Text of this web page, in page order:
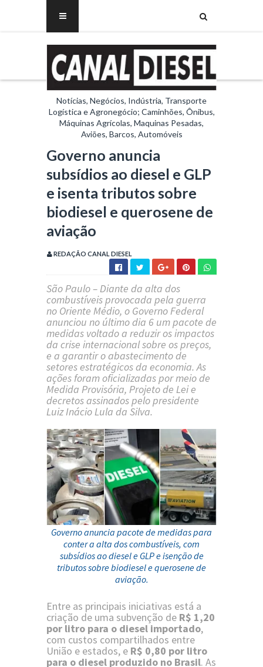
Notícias, Negócios, Indústria, Transporte
Logística e Agronegócio; Caminhões, Ônibus,
Máquinas Agrícolas, Maquinas Pesadas,
Aviões, Barcos, Automóveis
Governo anuncia
subsídios ao diesel e GLP
e isenta tributos sobre
biodiesel e querosene de
aviação
REDAÇÃO CANAL DIESEL
São Paulo – Diante da alta dos
combustíveis provocada pela guerra
no Oriente Médio, o Governo Federal
anunciou no último dia 6 um pacote de
medidas voltado a reduzir os impactos
da crise internacional sobre os preços,
e a garantir o abastecimento de
setores estratégicos da economia. As
ações foram oficializadas por meio de
Medida Provisória, Projeto de Lei e
decretos assinados pelo presidente
Luiz Inácio Lula da Silva.
Governo anuncia pacote de medidas para
conter a alta dos combustíveis, com
subsídios ao diesel e GLP e isenção de
tributos sobre biodiesel e querosene de
aviação.
Entre as principais iniciativas está a
criação de uma subvenção de R$ 1,20
por litro para o diesel importado,
com custos compartilhados entre
União e estados, e R$ 0,80 por litro
para o diesel produzido no Brasil. As